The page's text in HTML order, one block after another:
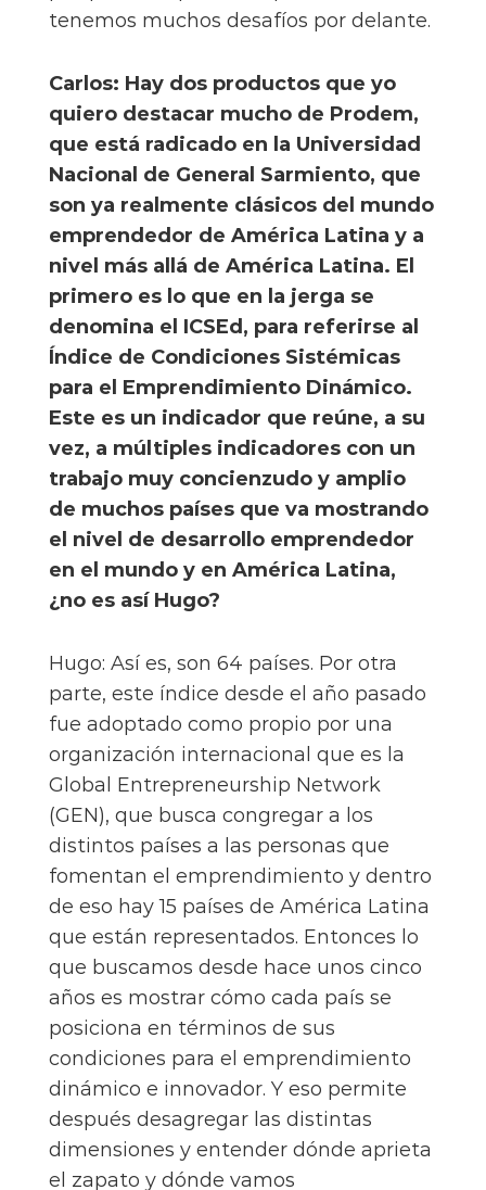
tenemos muchos desafíos por delante.
Carlos: Hay dos productos que yo
quiero destacar mucho de Prodem,
que está radicado en la Universidad
Nacional de General Sarmiento, que
son ya realmente clásicos del mundo
emprendedor de América Latina y a
nivel más allá de América Latina. El
primero es lo que en la jerga se
denomina el ICSEd, para referirse al
Índice de Condiciones Sistémicas
para el Emprendimiento Dinámico.
Este es un indicador que reúne, a su
vez, a múltiples indicadores con un
trabajo muy concienzudo y amplio
de muchos países que va mostrando
el nivel de desarrollo emprendedor
en el mundo y en América Latina,
¿no es así Hugo?
Hugo: Así es, son 64 países. Por otra
parte, este índice desde el año pasado
fue adoptado como propio por una
organización internacional que es la
Global Entrepreneurship Network
(GEN), que busca congregar a los
distintos países a las personas que
fomentan el emprendimiento y dentro
de eso hay 15 países de América Latina
que están representados. Entonces lo
que buscamos desde hace unos cinco
años es mostrar cómo cada país se
posiciona en términos de sus
condiciones para el emprendimiento
dinámico e innovador. Y eso permite
después desagregar las distintas
dimensiones y entender dónde aprieta
el zapato y dónde vamos